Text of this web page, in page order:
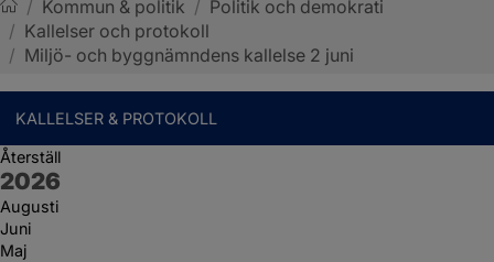
Sotenäs kommun
/ Kommun & politik / Politik och demokrati
/ Kallelser och protokoll
/ Miljö- och byggnämndens kallelse 2 juni
KALLELSER & PROTOKOLL
Återställ
År:
2026
Augusti
Juni
Maj